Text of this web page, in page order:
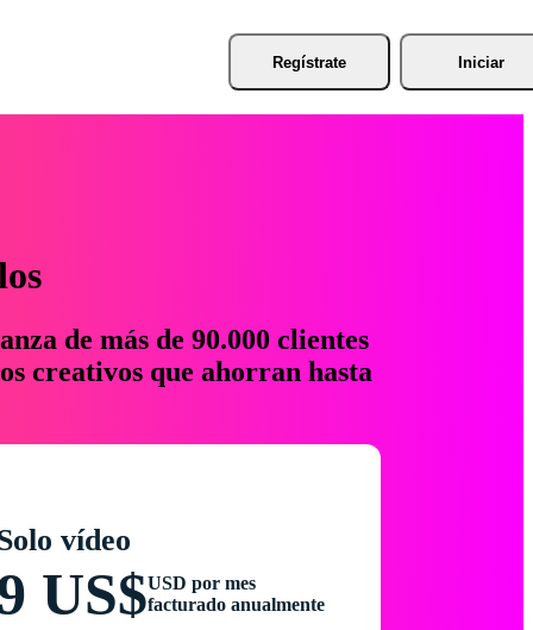
Regístrate Iniciar
de más de 90.000 clientes
creativos que ahorran hasta
vídeo
US$USD por mes
facturado anualmente